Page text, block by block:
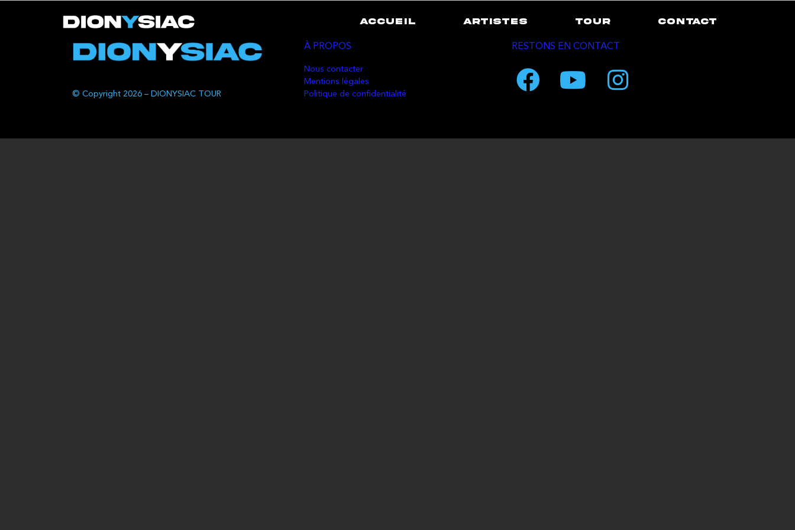
ACCUEIL ARTISTES TOUR CONTACT
© Copyright 2026 – DIONYSIAC TOUR
À PROPOS
Nous contacter
Mentions légales
Politique de confidentialité
RESTONS EN CONTACT